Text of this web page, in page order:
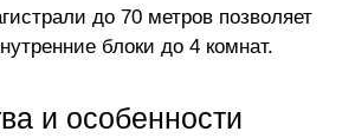
до 70 метров позволяет
блоки до 4 комнат.
и особенности